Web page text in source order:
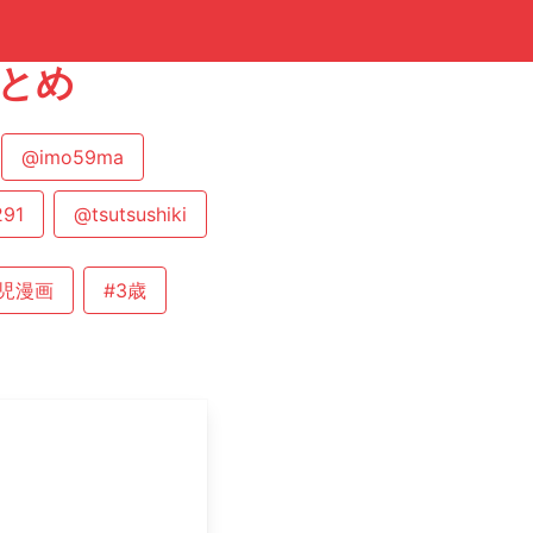
め
@imo59ma
@tsutsushiki
漫画 #3歳